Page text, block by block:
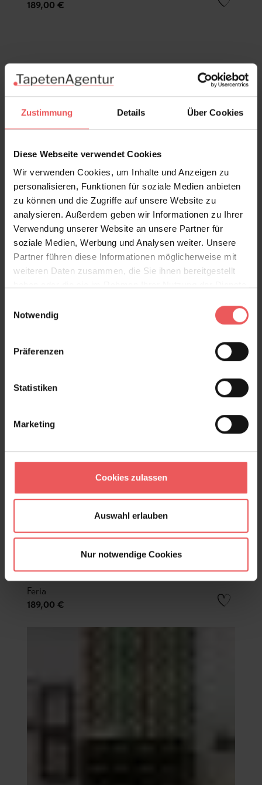
Zustimmung Details Über Cookies
Diese Webseite verwendet Cookies
Wir verwenden Cookies, um Inhalte und Anzeigen zu
personalisieren, Funktionen für soziale Medien anbieten
zu können und die Zugriffe auf unsere Website zu
analysieren. Außerdem geben wir Informationen zu Ihrer
Verwendung unserer Website an unsere Partner für
soziale Medien, Werbung und Analysen weiter. Unsere
Partner führen diese Informationen möglicherweise mit
weiteren Daten zusammen, die Sie ihnen bereitgestellt
Notwendig
Präferenzen
Statistiken
Marketing
Cookies zulassen
Auswahl erlauben
Nur notwendige Cookies
189,00 €
Scales
Feria
189,00 €